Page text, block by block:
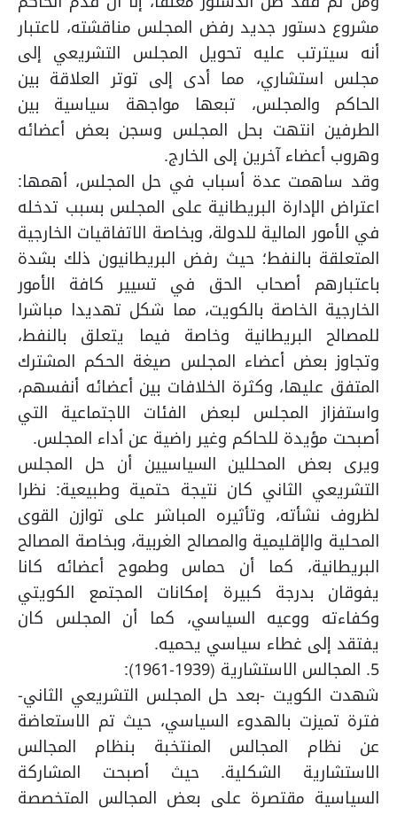
مشروع دستور جديد رفض المجلس مناقشته، لاعتبار
أنه سيترتب عليه تحويل المجلس التشريعي إلى
مجلس استشاري، مما أدى إلى توتر العلاقة بين
الحاكم والمجلس، تبعها مواجهة سياسية بين
الطرفين انتهت بحل المجلس وسجن بعض أعضائه
وهروب أعضاء آخرين إلى الخارج.
وقد ساهمت عدة أسباب في حل المجلس، أهمها:
اعتراض الإدارة البريطانية على المجلس بسبب تدخله
في الأمور المالية للدولة، وبخاصة الاتفاقيات الخارجية
المتعلقة بالنفط؛ حيث رفض البريطانيون ذلك بشدة
باعتبارهم أصحاب الحق في تسيير كافة الأمور
الخارجية الخاصة بالكويت، مما شكل تهديدا مباشرا
للمصالح البريطانية وخاصة فيما يتعلق بالنفط،
وتجاوز بعض أعضاء المجلس صيغة الحكم المشترك
المتفق عليها، وكثرة الخلافات بين أعضائه أنفسهم،
واستفزاز المجلس لبعض الفئات الاجتماعية التي
أصبحت مؤيدة للحاكم وغير راضية عن أداء المجلس.
ويرى بعض المحللين السياسيين أن حل المجلس
التشريعي الثاني كان نتيجة حتمية وطبيعية: نظرا
لظروف نشأته، وتأثيره المباشر على توازن القوى
المحلية والإقليمية والمصالح الغربية، وبخاصة المصالح
البريطانية، كما أن حماس وطموح أعضائه كانا
يفوقان بدرجة كبيرة إمكانات المجتمع الكويتي
وكفاءته ووعيه السياسي، كما أن المجلس كان
يفتقد إلى غطاء سياسي يحميه.
5. المجالس الاستشارية (1939-1961):
شهدت الكويت -بعد حل المجلس التشريعي الثاني-
فترة تميزت بالهدوء السياسي، حيث تم الاستعاضة
عن نظام المجالس المنتخبة بنظام المجالس
الاستشارية الشكلية. حيث أصبحت المشاركة
السياسية مقتصرة على بعض المجالس المتخصصة